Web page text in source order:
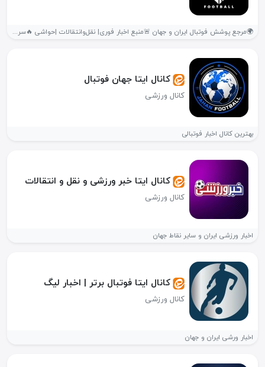
🌍مرجع پوشش فوتبال ایران و جهان 🚨منبع اخبار فوری| نقل‌وانتقالات |حواشی 🔥سریع،...
کانال ایتا جهان فوتبال
کانال ورزشی
بهترین کانال اخبار فوتبالی
کانال ایتا خبر ورزشی و نقل و انتقالات
کانال ورزشی
اخبار ورزشی ایران و سایر نقاط جهان
کانال ایتا فوتبال برتر | اخبار لیگ
کانال ورزشی
اخبار ورشی ایران و جهان